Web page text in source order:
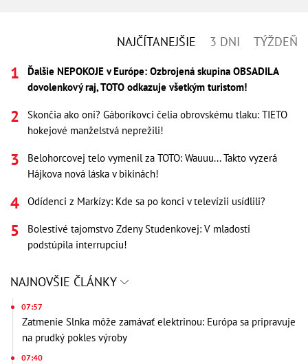
NAJČÍTANEJŠIE 3 DNI TÝŽDEŇ
Ďalšie NEPOKOJE v Európe: Ozbrojená skupina OBSADILA
dovolenkový raj, TOTO odkazuje všetkým turistom!
Skončia ako oni? Gáboríkovci čelia obrovskému tlaku: TIETO
hokejové manželstvá neprežili!
Belohorcovej telo vymenil za TOTO: Wauuu... Takto vyzerá
Hájkova nová láska v bikinách!
Odídenci z Markízy: Kde sa po konci v televízii usídlili?
Bolestivé tajomstvo Zdeny Studenkovej: V mladosti
podstúpila interrupciu!
NAJNOVŠIE ČLÁNKY
07:57
Zatmenie Slnka môže zamávať elektrinou: Európa sa pripravuje
na prudký pokles výroby
07:40